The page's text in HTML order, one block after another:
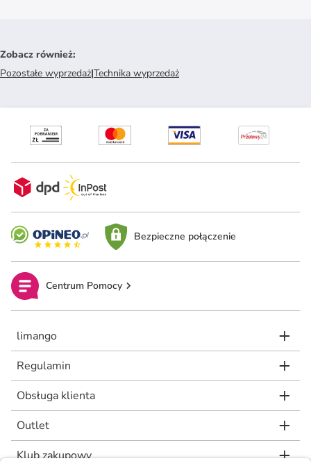
Zobacz również:
Pozostałe wyprzedaż|Technika wyprzedaż
Bezpieczne połączenie
Centrum Pomocy
limango
Regulamin
Obsługa klienta
Outlet
Klub zakupowy